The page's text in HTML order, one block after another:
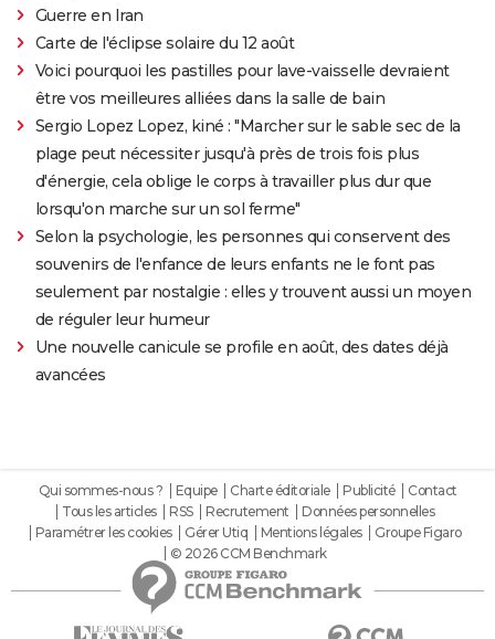
Guerre en Iran
Carte de l'éclipse solaire du 12 août
Voici pourquoi les pastilles pour lave-vaisselle devraient
être vos meilleures alliées dans la salle de bain
Sergio Lopez Lopez, kiné : "Marcher sur le sable sec de la
plage peut nécessiter jusqu'à près de trois fois plus
d'énergie, cela oblige le corps à travailler plus dur que
lorsqu'on marche sur un sol ferme"
Selon la psychologie, les personnes qui conservent des
souvenirs de l'enfance de leurs enfants ne le font pas
seulement par nostalgie : elles y trouvent aussi un moyen
de réguler leur humeur
Une nouvelle canicule se profile en août, des dates déjà
avancées
Qui sommes-nous ? Equipe Charte éditoriale Publicité
Contact
Tous les articles
RSS Recrutement
Données personnelles
Paramétrer les cookies
Gérer Utiq Mentions légales
Groupe Figaro
© 2026 CCM Benchmark